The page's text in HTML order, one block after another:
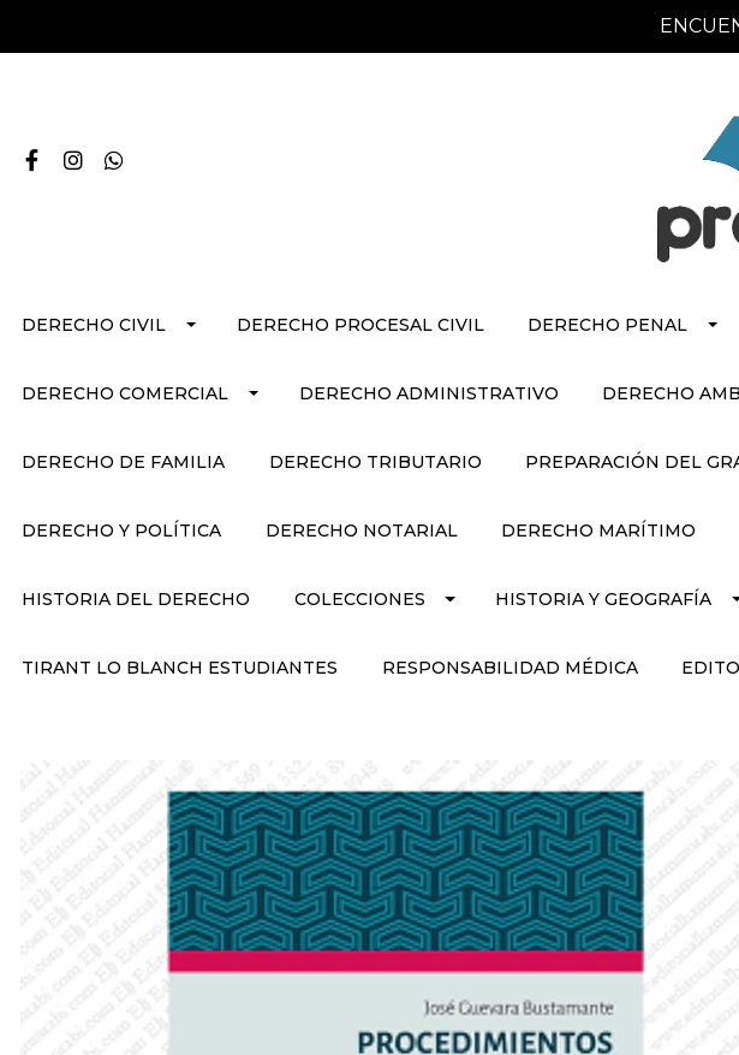
DERECHO CIVIL DERECHO PROCESAL CIVIL DERECHO PENAL
DERECHO COMERCIAL DERECHO ADMINISTRATIVO DERECHO
DERECHO DE FAMILIA DERECHO TRIBUTARIO PREPARACIÓN DEL
DERECHO Y POLÍTICA DERECHO NOTARIAL DERECHO MARÍTIMO
HISTORIA DEL DERECHO COLECCIONES HISTORIA Y GEOGRAFÍA
TIRANT LO BLANCH ESTUDIANTES RESPONSABILIDAD MÉDICA